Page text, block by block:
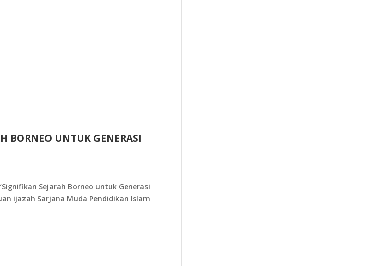
BORNEO UNTUK GENERASI
Sejarah Borneo untuk Generasi
ijazah Sarjana Muda Pendidikan Islam